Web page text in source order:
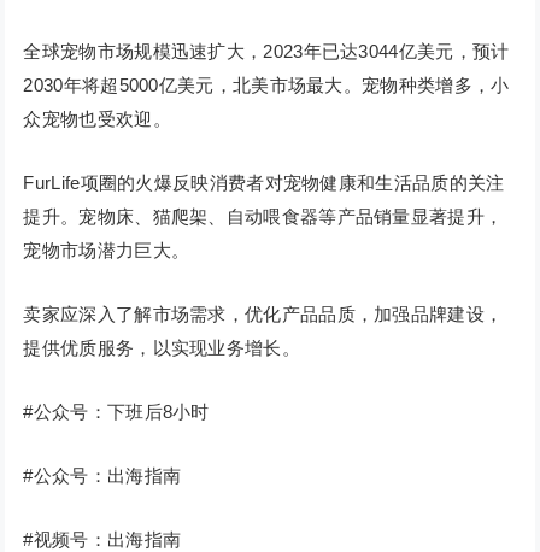
全球宠物市场规模迅速扩大，2023年已达3044亿美元，预计
2030年将超5000亿美元，北美市场最大。宠物种类增多，小
众宠物也受欢迎。
FurLife项圈的火爆反映消费者对宠物健康和生活品质的关注
提升。宠物床、猫爬架、自动喂食器等产品销量显著提升，
宠物市场潜力巨大。
卖家应深入了解市场需求，优化产品品质，加强品牌建设，
提供优质服务，以实现业务增长。
#公众号：下班后8小时
#公众号：出海指南
#视频号：出海指南